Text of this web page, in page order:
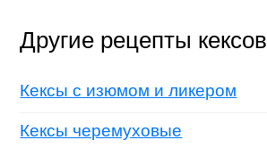
Другие рецепты кексов
Кексы с изюмом и ликером
Кексы черемуховые